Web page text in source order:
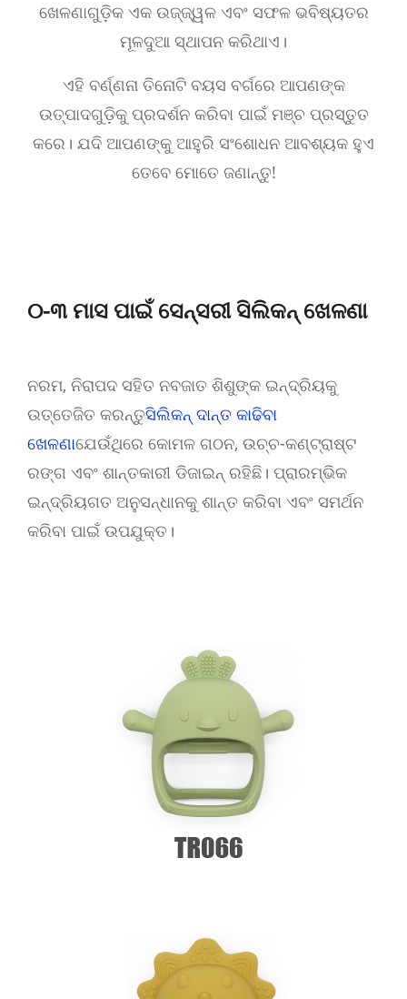
ଖେଳଣାଗୁଡ଼ିକ ଏକ ଉଜ୍ଜ୍ୱଳ ଏବଂ ସଫଳ ଭବିଷ୍ୟତର
ମୂଳଦୁଆ ସ୍ଥାପନ କରିଥାଏ।
ଏହି ବର୍ଣ୍ଣନା ତିନୋଟି ବୟସ ବର୍ଗରେ ଆପଣଙ୍କ
ଉତ୍ପାଦଗୁଡ଼ିକୁ ପ୍ରଦର୍ଶନ କରିବା ପାଇଁ ମଞ୍ଚ ପ୍ରସ୍ତୁତ
କରେ। ଯଦି ଆପଣଙ୍କୁ ଆହୁରି ସଂଶୋଧନ ଆବଶ୍ୟକ ହୁଏ
ତେବେ ମୋତେ ଜଣାନ୍ତୁ!
୦-୩ ମାସ ପାଇଁ ସେନ୍ସରୀ ସିଲିକନ୍ ଖେଳଣା
ନରମ, ନିରାପଦ ସହିତ ନବଜାତ ଶିଶୁଙ୍କ ଇନ୍ଦ୍ରିୟକୁ
ଉତ୍ତେଜିତ କରନ୍ତୁସିଲିକନ୍ ଦାନ୍ତ କାଢିବା
ଖେଳଣାଯେଉଁଥିରେ କୋମଳ ଗଠନ, ଉଚ୍ଚ-କଣ୍ଟ୍ରାଷ୍ଟ
ରଙ୍ଗ ଏବଂ ଶାନ୍ତକାରୀ ଡିଜାଇନ୍ ରହିଛି। ପ୍ରାରମ୍ଭିକ
ଇନ୍ଦ୍ରିୟଗତ ଅନୁସନ୍ଧାନକୁ ଶାନ୍ତ କରିବା ଏବଂ ସମର୍ଥନ
କରିବା ପାଇଁ ଉପଯୁକ୍ତ।